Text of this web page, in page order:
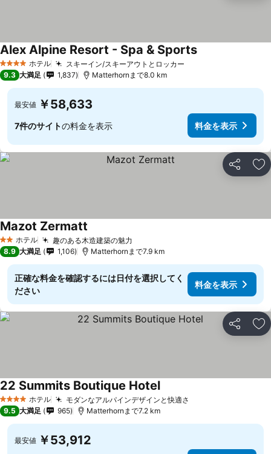
4 ホテルのランク
ホテル スキーイン/スキーアウトとロッカー
Alex Alpine Resort - Spa & Sports
9.3 大満足 1,837 Matterhornまで8.0 km
最安値 ￥58,633
7件のサイトの料金を表示 料金を表示
シェア お
2 ホテルのランク
ホテル 趣のある木造建築の魅力
Mazot Zermatt
8.9 大満足 1,106 Matterhornまで7.9 km
正確な料金を確認するには日付を選択してく
ださい
料金を表示
シェア お
4 ホテルのランク
ホテル モダンなアルパインデザインと快適さ
22 Summits Boutique Hotel
9.5 大満足 965 Matterhornまで7.2 km
最安値 ￥53,912